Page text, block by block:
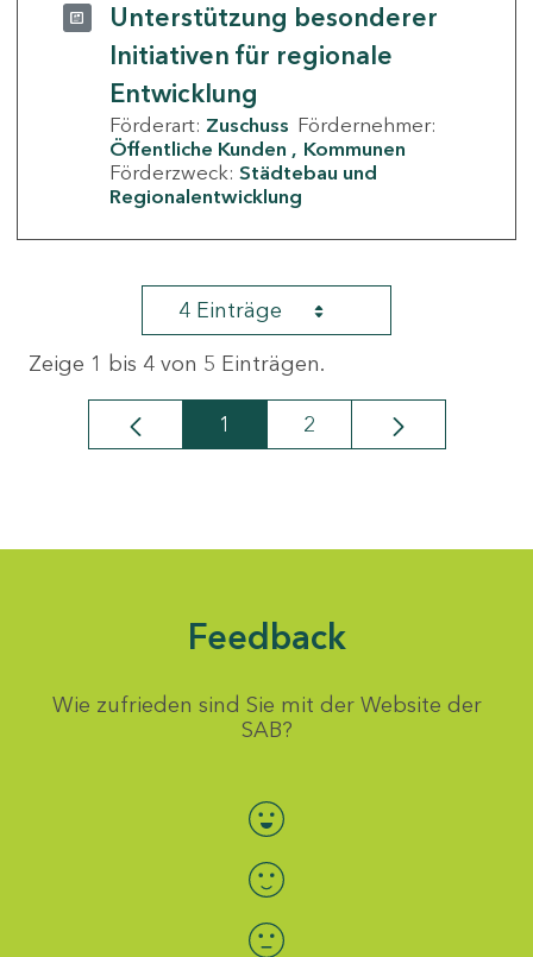
Unterstützung besonderer
Initiativen für regionale
Entwicklung
Förderart: Zuschuss Fördernehmer:
Öffentliche Kunden
Kommunen
Förderzweck: Städtebau und
Regionalentwicklung
4 Einträge
Zeige 1 bis 4 von 5 Einträgen.
Seite
1 Seite
2
Feedback
Wie zufrieden sind Sie mit der Website der
SAB?
Bewertung auswählen